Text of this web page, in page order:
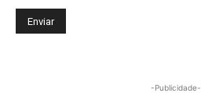
-Publicidade-